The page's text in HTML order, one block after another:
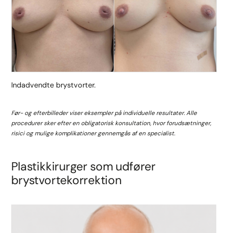
Indadvendte brystvorter.
Før- og efterbilleder viser eksempler på individuelle resultater. Alle
procedurer sker efter en obligatorisk konsultation, hvor forudsætninger,
risici og mulige komplikationer gennemgås af en specialist.
Plastikkirurger som udfører
brystvortekorrektion